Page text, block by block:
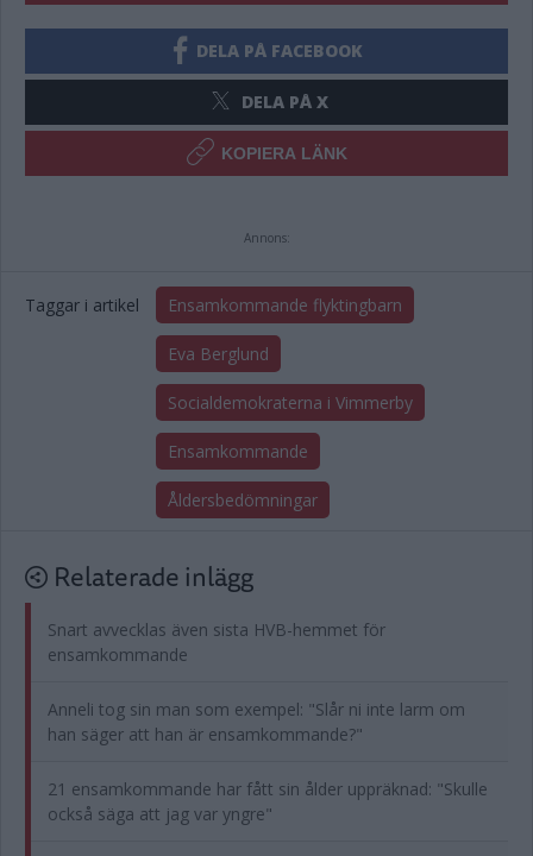
DELA PÅ FACEBOOK
DELA PÅ X
KOPIERA LÄNK
Annons:
Taggar i artikel Ensamkommande flyktingbarn
Eva Berglund
Socialdemokraterna i Vimmerby
Ensamkommande
Åldersbedömningar
Relaterade inlägg
Snart avvecklas även sista HVB-hemmet för
ensamkommande
Anneli tog sin man som exempel: "Slår ni inte larm om
han säger att han är ensamkommande?"
21 ensamkommande har fått sin ålder uppräknad: "Skulle
också säga att jag var yngre"